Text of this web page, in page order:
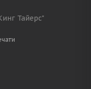
Тайерс"